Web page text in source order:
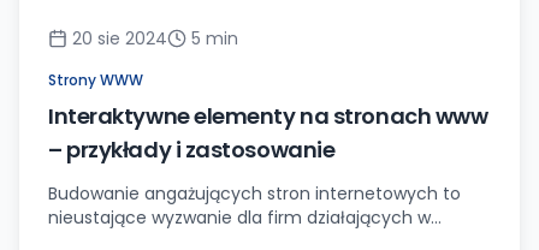
20 sie 2024 5 min
Strony WWW
Interaktywne elementy na stronach www
– przykłady i zastosowanie
Budowanie angażujących stron internetowych to
nieustające wyzwanie dla firm działających w